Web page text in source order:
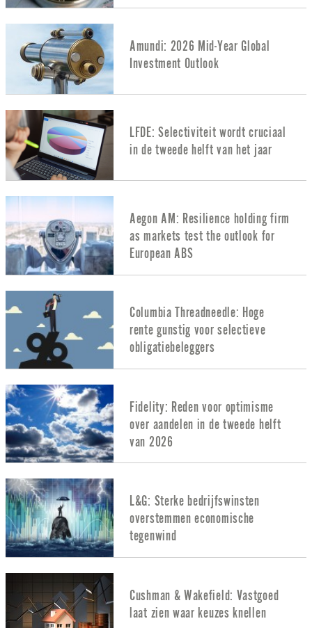
Amundi: 2026 Mid-Year Global
Investment Outlook
LFDE: Selectiviteit wordt cruciaal
in de tweede helft van het jaar
Aegon AM: Resilience holding firm
as markets test the outlook for
European ABS
Columbia Threadneedle: Hoge
rente gunstig voor selectieve
obligatiebeleggers
Fidelity: Reden voor optimisme
over aandelen in de tweede helft
van 2026
L&G: Sterke bedrijfswinsten
overstemmen economische
tegenwind
Cushman & Wakefield: Vastgoed
laat zien waar keuzes knellen